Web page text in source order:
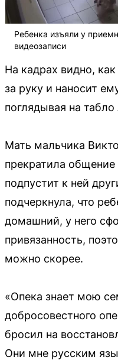
Ребенка изъяли у
видеозаписи
На кадрах видно,
за руку и наносит
поглядывая на табло
Мать мальчика
прекратила
подпустит к ней
подчеркнула, что
домашний, у него
привязанность,
можно скорее.
«Опека знает мою
добросовестного
бросил на
Они мне русским